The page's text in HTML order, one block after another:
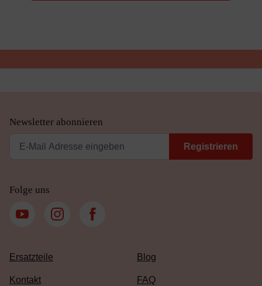
Newsletter abonnieren
Registrieren
Folge uns
Ersatzteile Blog
Kontakt FAQ